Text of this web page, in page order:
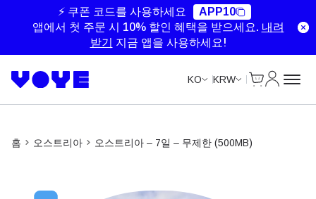
⚡ 쿠폰 코드를 사용하세요
APP10
앱에서 첫 주문 시 10% 할인 혜택을 받으세요. 내려
받기
지금 앱을 사용하세요!
KO KRW
홈 오스트리아 오스트리아 – 7일 – 무제한 (500MB)
Unlimited Data
Unlimited Data